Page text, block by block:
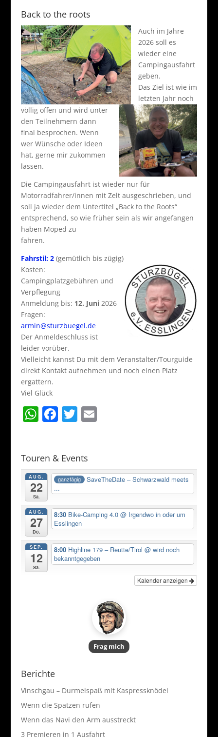
Back to the roots
Auch im Jahre
2026 soll es
wieder eine
Campingausfahrt
geben.
Das Ziel ist wie im
letzten Jahr noch
völlig offen und wird unter
den Teilnehmern dann
final besprochen. Wenn
wer Wünsche oder Ideen
hat, gerne mir zukommen
lassen.
Die Campingausfahrt ist wieder nur für
Motorradfahrer/innen mit Zelt ausgeschrieben, und
soll ja wieder dem Untertitel „Back to the Roots“
entsprechend, so wie früher sein als wir angefangen
haben Moped zu
fahren.
Fahrstil: 2(gemütlich bis zügig)
Kosten:
Campingplatzgebühren und
Verpflegung
Anmeldung bis: 12. Juni2026
Fragen:
armin@sturzbuegel.de
Der Anmeldeschluss ist
leider vorüber.
Vielleicht kannst Du mit dem Veranstalter/Tourguide
direkt Kontakt aufnehmen und noch einen Platz
ergattern.
Viel Glück
W
s
A
p
p
F
e
b
o
o
k
T
er
E
Touren & Events
AUG.
22
Sa.
ganztägig
SaveTheDate – Schwarzwald meets
...
AUG.
27
Do.
8:30 Bike-Camping 4.0@ Irgendwo in oder um
Esslingen
SEP.
12
Sa.
8:00 Highline 179 – Reutte/Tirol@ wird noch
bekanntgegeben
Kalender anzeigen
Frag mich
Berichte
Vinschgau – Durmelspaß mit Kaspressknödel
Wenn die Spatzen rufen
Wenn das Navi den Arm ausstreckt
3 Premieren in 1 Ausfahrt